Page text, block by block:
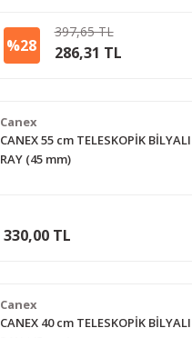
%28
397,65 TL
286,31 TL
Canex
CANEX 55 cm TELESKOPİK BİLYALI
RAY (45 mm)
330,00 TL
Canex
CANEX 40 cm TELESKOPİK BİLYALI